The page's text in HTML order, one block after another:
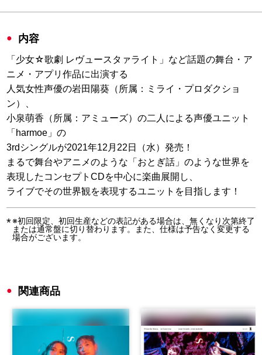
内容
「少女☆歌劇 レヴュースタァライト」など話題の舞台・ア
ニメ・アプリ作品に出演する
人気女性声優の岩田陽葵（所属：ミライ・プロダクショ
ン）、
小泉萌香（所属：アミューズ）の二人による声優ユニット
「harmoe」の
3rdシングルが2021年12月22日（水）発売！
まるで舞台やアニメのような「おとぎ話」のような世界を
表現したコンセプトCDを中心に楽曲展開し、
ライブでその世界観を表現するユニットを目指します！
※初回限定、初回生産などの表記がある場合は、無くなり次第終了
または通常盤に切り替わります。また、仕様は予告なく変更する
場合がございます。
関連商品